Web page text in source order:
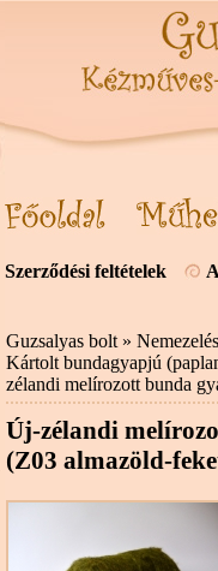
Szerződési feltételek
Guzsalyas bolt »
Kártolt bundagyapjú
zélandi melírozott bunda
Új-zélandi
(Z03 almazöld-